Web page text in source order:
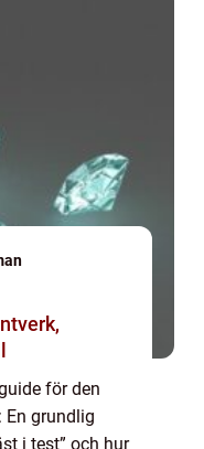
för den
En grundlig
i test” och hur